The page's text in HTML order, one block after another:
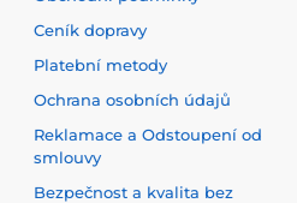
Ceník dopravy
Platební metody
Ochrana osobních údajů
Reklamace a Odstoupení od
smlouvy
Bezpečnost a kvalita bez